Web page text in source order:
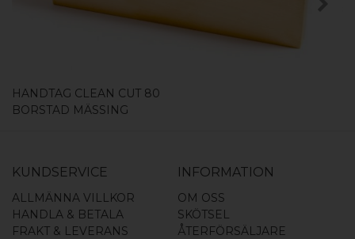
HANDTAG CLEAN CUT 80
BORSTAD MÄSSING
KUNDSERVICE
ALLMÄNNA VILLKOR
HANDLA & BETALA
FRAKT & LEVERANS
INFORMATION
OM OSS
SKÖTSEL
ÅTERFÖRSÄLJARE